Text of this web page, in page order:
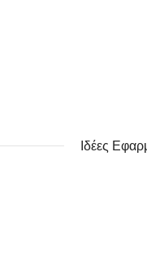
Ιδέες